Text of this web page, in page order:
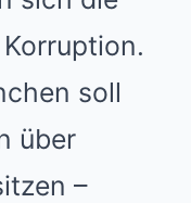
soll
über
–